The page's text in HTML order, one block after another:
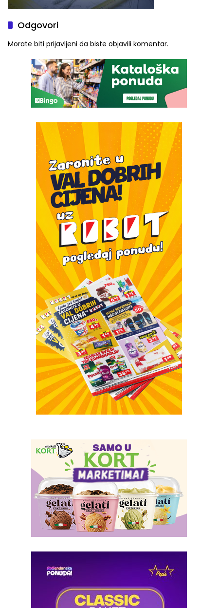
Odgovori
Morate biti prijavljeni da biste objavili komentar.